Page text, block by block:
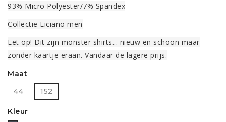
93% Micro Polyester/7% Spandex
Collectie Liciano men
Let op! Dit zijn monster shirts... nieuw en schoon maar
zonder kaartje eraan. Vandaar de lagere prijs.
Maat
44
152
Kleur